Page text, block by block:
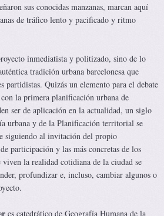
sus conocidas manzanas, marcan aquí
de tráfico lento y pacificado y ritmo
inmediatista y politizado, sino de lo
tradición urbana barcelonesa que
partidistas. Quizás un elemento para el debate
con la primera planificación urbana de
ser de aplicación en la actualidad, un siglo
urbana y de la Planificación territorial se
siguiendo al invitación del propio
participación y las más concretas de los
viven la realidad cotidiana de la ciudad se
profundizar e, incluso, cambiar algunos o
es catedrático de Geografía Humana de la